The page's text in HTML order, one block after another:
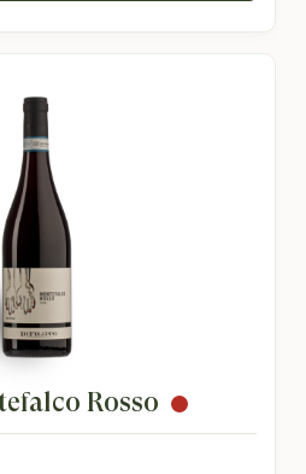
Rosso